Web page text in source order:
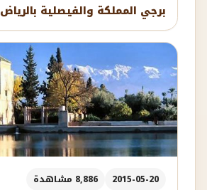
برجي المملكة والفيصلية بالرياض
2015-05-20 8,886 مشاهدة